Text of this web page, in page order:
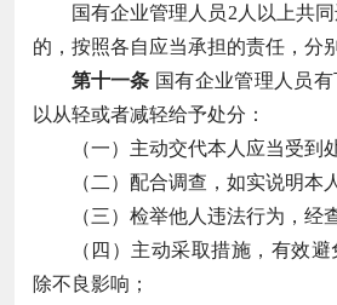
国有企业管理人员2人以上共
的，按照各自应当承担的责任，分
第十一条 国有企业管理人员
以从轻或者减轻给予处分：
（一）主动交代本人应当受到
（二）配合调查，如实说明本
（三）检举他人违法行为，经
（四）主动采取措施，有效
除不良影响；